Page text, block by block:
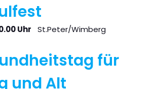
Uhr St.Peter/Wimberg
für
und Alt